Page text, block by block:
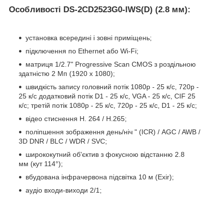
Особливості DS-2CD2523G0-IWS(D) (2.8 мм):
установка всередині і зовні приміщень;
підключення по Ethernet або Wi-Fi;
матриця 1/2.7" Progressive Scan CMOS з роздільною
здатністю 2 Мп (1920 x 1080);
швидкість запису головний потік 1080р - 25 к/с, 720р -
25 к/с додатковий потік D1 - 25 к/с, VGA - 25 к/с, CIF 25
к/с; третій потік 1080р - 25 к/с, 720р - 25 к/с, D1 - 25 к/с;
відео стиснення H. 264 / Н.265;
поліпшення зображення день/ніч " (ICR) / AGC / AWB /
3D DNR / BLC / WDR / SVC;
ширококутний об'єктив з фокусною відстанню 2.8
мм (кут 114°);
вбудована інфрачервона підсвітка 10 м (Exir);
аудіо входи-виходи 2/1;